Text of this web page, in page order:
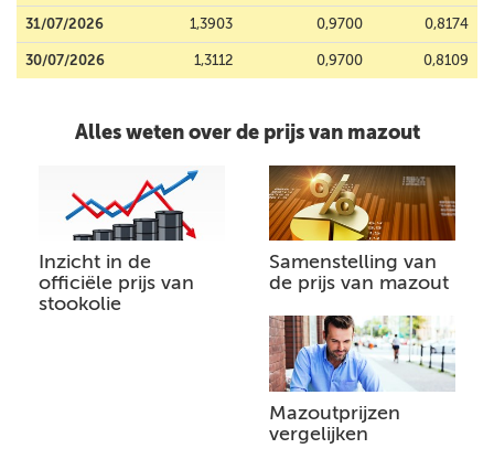
31/07/2026 1,3903 0,9700 0,8174
30/07/2026 1,3112 0,9700 0,8109
Alles weten over de prijs van mazout
Inzicht in de
officiële prijs van
stookolie
Samenstelling van
de prijs van mazout
Mazoutprijzen
vergelijken